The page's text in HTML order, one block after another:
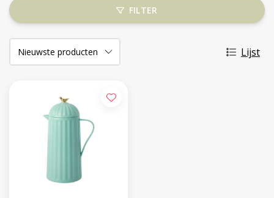
FILTER
Lijst